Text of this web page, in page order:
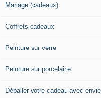
Mariage (cadeaux)
Coffrets-cadeaux
Peinture sur verre
Peinture sur porcelaine
Déballer votre cadeau avec envie